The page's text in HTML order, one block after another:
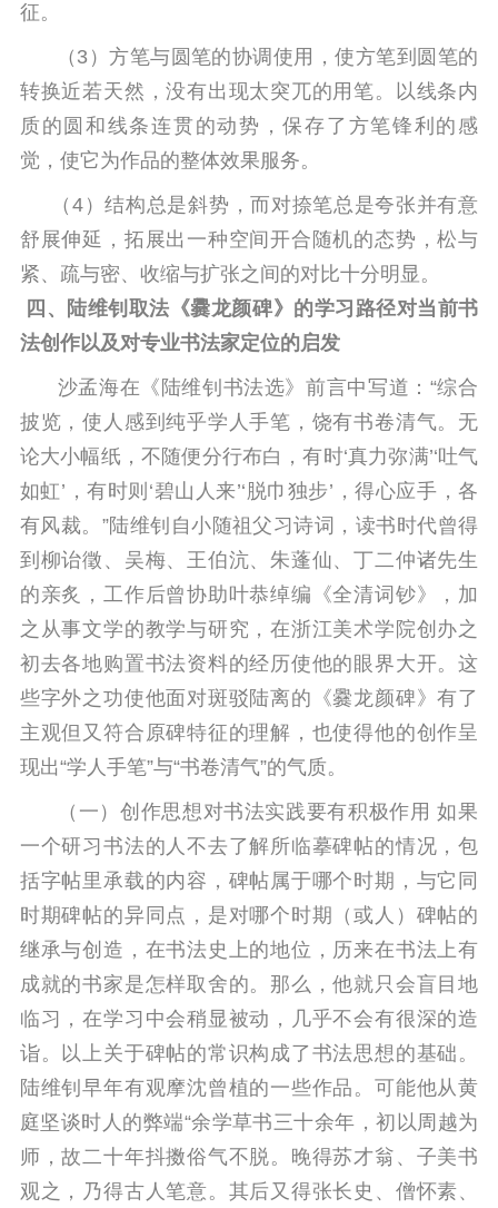
征。
（3）方笔与圆笔的协调使用，使方笔到圆笔的
转换近若天然，没有出现太突兀的用笔。以线条内
质的圆和线条连贯的动势，保存了方笔锋利的感
觉，使它为作品的整体效果服务。
（4）结构总是斜势，而对捺笔总是夸张并有意
舒展伸延，拓展出一种空间开合随机的态势，松与
紧、疏与密、收缩与扩张之间的对比十分明显。
四、陆维钊取法《爨龙颜碑》的学习路径对当前书
法创作以及对专业书法家定位的启发
沙孟海在《陆维钊书法选》前言中写道：“综合
披览，使人感到纯乎学人手笔，饶有书卷清气。无
论大小幅纸，不随便分行布白，有时‘真力弥满’‘吐气
如虹’，有时则‘碧山人来’‘脱巾独步’，得心应手，各
有风裁。”陆维钊自小随祖父习诗词，读书时代曾得
到柳诒徵、吴梅、王伯沆、朱蓬仙、丁二仲诸先生
的亲炙，工作后曾协助叶恭绰编《全清词钞》，加
之从事文学的教学与研究，在浙江美术学院创办之
初去各地购置书法资料的经历使他的眼界大开。这
些字外之功使他面对斑驳陆离的《爨龙颜碑》有了
主观但又符合原碑特征的理解，也使得他的创作呈
现出“学人手笔”与“书卷清气”的气质。
（一）创作思想对书法实践要有积极作用 如果
一个研习书法的人不去了解所临摹碑帖的情况，包
括字帖里承载的内容，碑帖属于哪个时期，与它同
时期碑帖的异同点，是对哪个时期（或人）碑帖的
继承与创造，在书法史上的地位，历来在书法上有
成就的书家是怎样取舍的。那么，他就只会盲目地
临习，在学习中会稍显被动，几乎不会有很深的造
诣。以上关于碑帖的常识构成了书法思想的基础。
陆维钊早年有观摩沈曾植的一些作品。可能他从黄
庭坚谈时人的弊端“余学草书三十余年，初以周越为
师，故二十年抖擞俗气不脱。晚得苏才翁、子美书
观之，乃得古人笔意。其后又得张长史、僧怀素、